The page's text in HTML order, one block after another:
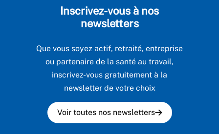
Inscrivez-vous à nos
newsletters
Que vous soyez actif, retraité, entreprise
ou partenaire de la santé au travail,
inscrivez-vous gratuitement à la
newsletter de votre choix
Voir toutes nos newsletters